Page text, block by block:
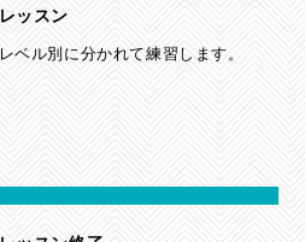
レッスン
レベル別に分かれて練習します。